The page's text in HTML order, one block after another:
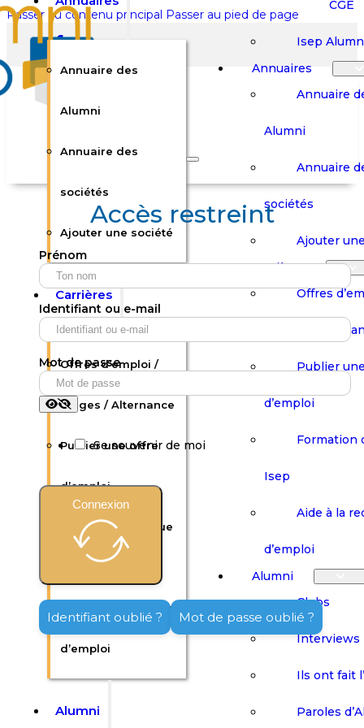
Passer au contenu principal Passer au pied de page
Rechercher sur le site
Rechercher
Votre panier est vide.
Boutique
Panier
Boutique
Annuaire des
Alumni
Annuaire des
sociétés
Ajouter une société
Carrières
Offres d’emploi /
Stages / Alternance
Publier une offre
d’emploi
Formation continue
Aide à la recherche
d’emploi
Alumni
CGE
Isep
Annuaires
Annuaire
Alumni
Annuaire
sociétés
Ajouter
Carrières
Offres
Stages /
Publier
d’emploi
Formation
Isep
Aide à la
d’emploi
Alumni
Clubs
Interviews
Ils ont fait
Paroles
Accès restreint
Prénom
Identifiant ou e-mail
Mot de passe
Se souvenir de moi
Connexion
Identifiant oublié ? Mot de passe oublié ?